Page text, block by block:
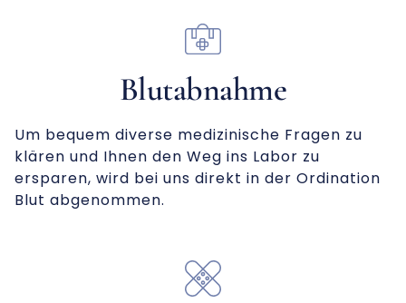
Blutabnahme
Um bequem diverse medizinische Fragen zu
klären und Ihnen den Weg ins Labor zu
ersparen, wird bei uns direkt in der Ordination
Blut abgenommen.